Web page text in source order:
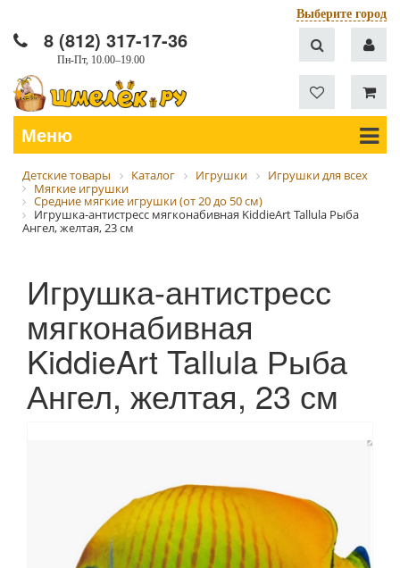
Выберите город
8 (812) 317-17-36
Пн-Пт, 10.00–19.00
Меню
Детские товары Каталог Игрушки
Игрушки для всех
Мягкие игрушки
Средние мягкие игрушки (от 20 до 50 см)
Игрушка-антистресс мягконабивная KiddieArt Tallula Рыба
Ангел, желтая, 23 см
Игрушка-антистресс
мягконабивная
KiddieArt Tallula Рыба
Ангел, желтая, 23 см